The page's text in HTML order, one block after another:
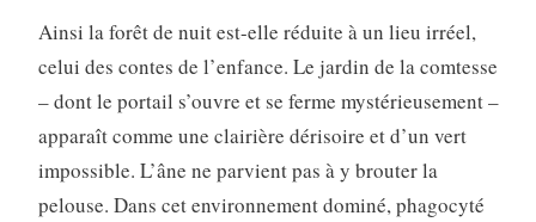
Ainsi la forêt de nuit est-elle réduite à un lieu irréel,
celui des contes de l’enfance. Le jardin de la comtesse
– dont le portail s’ouvre et se ferme mystérieusement –
apparaît comme une clairière dérisoire et d’un vert
impossible. L’âne ne parvient pas à y brouter la
pelouse. Dans cet environnement dominé, phagocyté